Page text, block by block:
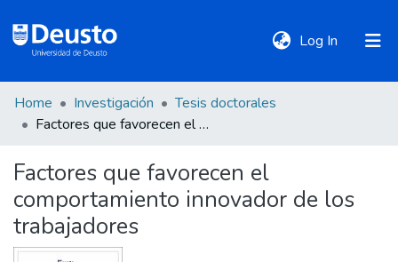
Log In (current)
DeustoTeka
Communities
&
Collections
Home Investigación
Tesis doctorales
Factores que favorecen el comportamiento innovador de los trabajadores
Factores que favorecen el
comportamiento innovador de los
trabajadores